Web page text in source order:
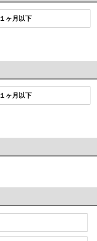
１ヶ月以下
１ヶ月以下